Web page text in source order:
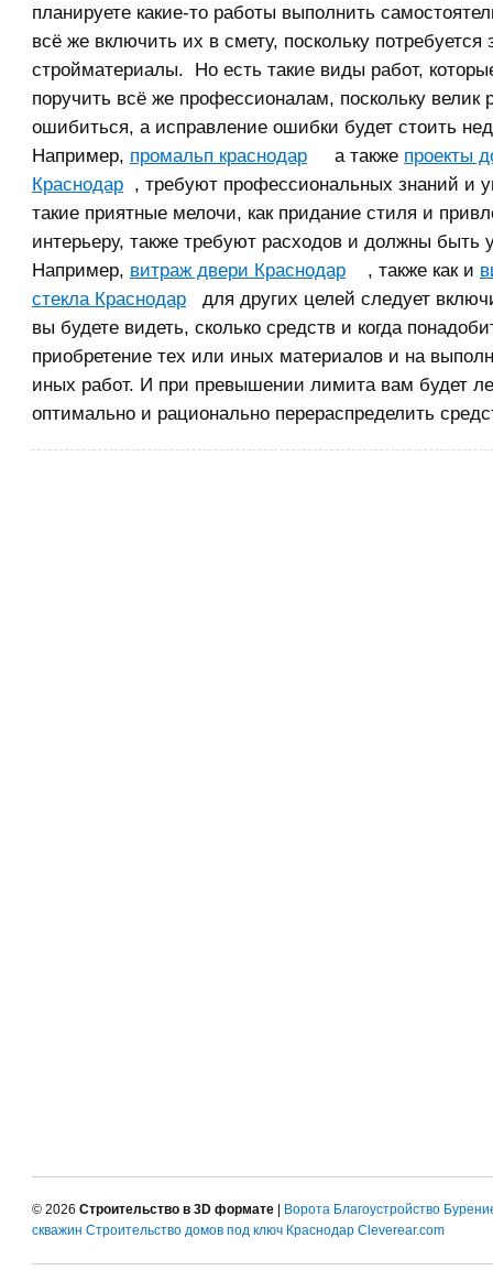
планируете какие-то работы выполнить
всё же включить их в смету, поскольку потребуется
стройматериалы. Но есть такие виды работ,
поручить всё же профессионалам, поскольку велик
ошибиться, а исправление ошибки будет стоить
Например, промальп краснодар а также проекты
Краснодар , требуют профессиональных знаний и
такие приятные мелочи, как придание стиля и
интерьеру, также требуют расходов и должны быть
Например, витраж двери Краснодар , также как и
стекла Краснодар для других целей следует
вы будете видеть, сколько средств и когда
приобретение тех или иных материалов и на
иных работ. И при превышении лимита вам будет
оптимально и рационально перераспределить
© 2026 Строительство в 3D формате | Ворота Благоустройство
скважин Строительство домов под ключ Краснодар Cleverear.com